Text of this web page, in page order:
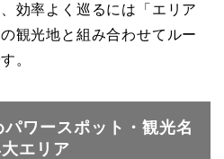
効率よく巡るには「エリア
観光地と組み合わせてルー
。
ワースポット・観光名
エリア